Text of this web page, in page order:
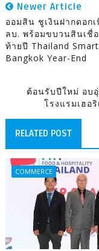
Newer Article
ออมสิน ชูเงินฝากดอก
ลบ. พร้อมขบวนสินเชื่
ท้ายปี Thailand
Bangkok Year-End
ต้อนรับปีใหม่ อบ
โรงแรมเฮอ
RELATED POST
COMMERCE